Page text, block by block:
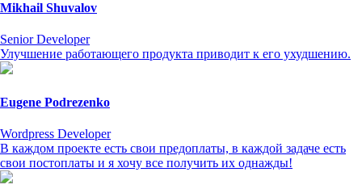
Mikhail Shuvalov
Senior Developer
Улучшение работающего продукта приводит к его ухудшению.
Eugene Podrezenko
Wordpress Developer
В каждом проекте есть свои предоплаты, в каждой задаче есть
свои постоплаты и я хочу все получить их однажды!